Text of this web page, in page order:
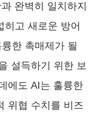
완벽히 일치하지
히고 새로운 방어
한 촉매제가 될
설득하기 위한 보
에도 AI는 훌륭한
위협 수치를 비즈